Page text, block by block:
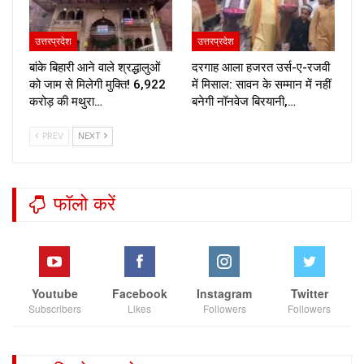
उत्तरप्रदेश
बांके बिहारी आने वाले श्रद्धालुओं
को जाम से मिलेगी मुक्ति! ₹6,922
करोड़ की मथुरा…
उत्तरप्रदेश
दरगाह आला हजरत उर्स-ए-रजवी
में मिसाल: सावन के सम्मान में नहीं
बनेगी नॉनवेज बिरयानी,…
PREV NEXT
फॉलो करें
Youtube
Subscribers
Facebook
Likes
Instagram
Followers
Twitter
Followers